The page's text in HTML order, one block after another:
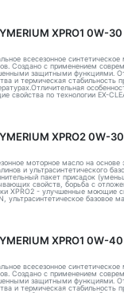
XPRO1 0W-
всесезонное
Создано с применением
защитными функциями.
и термическая стабильность
свойства по технологии EX-
XPRO2 0W-
моторное масло на основе
и ультрасинтетического
пакет присадок
свойств, борьба с
XPRO2 - улучшенные моющие
ультрасинтетическое базовое
XPRO1 0W-
всесезонное
Создано с применением
защитными функциями.
и термическая стабильность